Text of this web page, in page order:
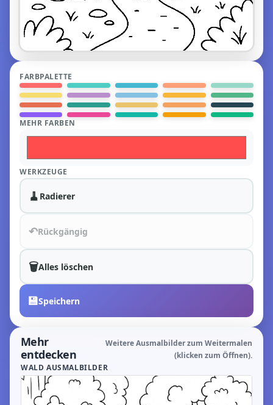
FARBPALETTE
MEHR FARBEN
WERKZEUGE
🧹 Radierer
↶Rückgängig
🗑️Alles löschen
💾Speichern
Mehr
entdecken
Weitere Ausmalbilder zum Weitermalen
(klicken zum Öffnen).
WALD AUSMALBILDER